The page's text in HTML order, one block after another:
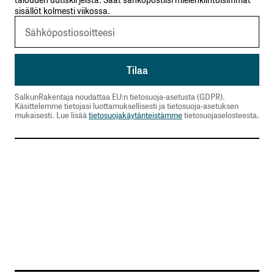
sisällöt kolmesti viikossa.
SalkunRakentaja noudattaa EU:n tietosuoja-asetusta (GDPR).
Käsittelemme tietojasi luottamuksellisesti ja tietosuoja-asetuksen
mukaisesti. Lue lisäätietosuojakäytänteistämmetietosuojaselosteesta.